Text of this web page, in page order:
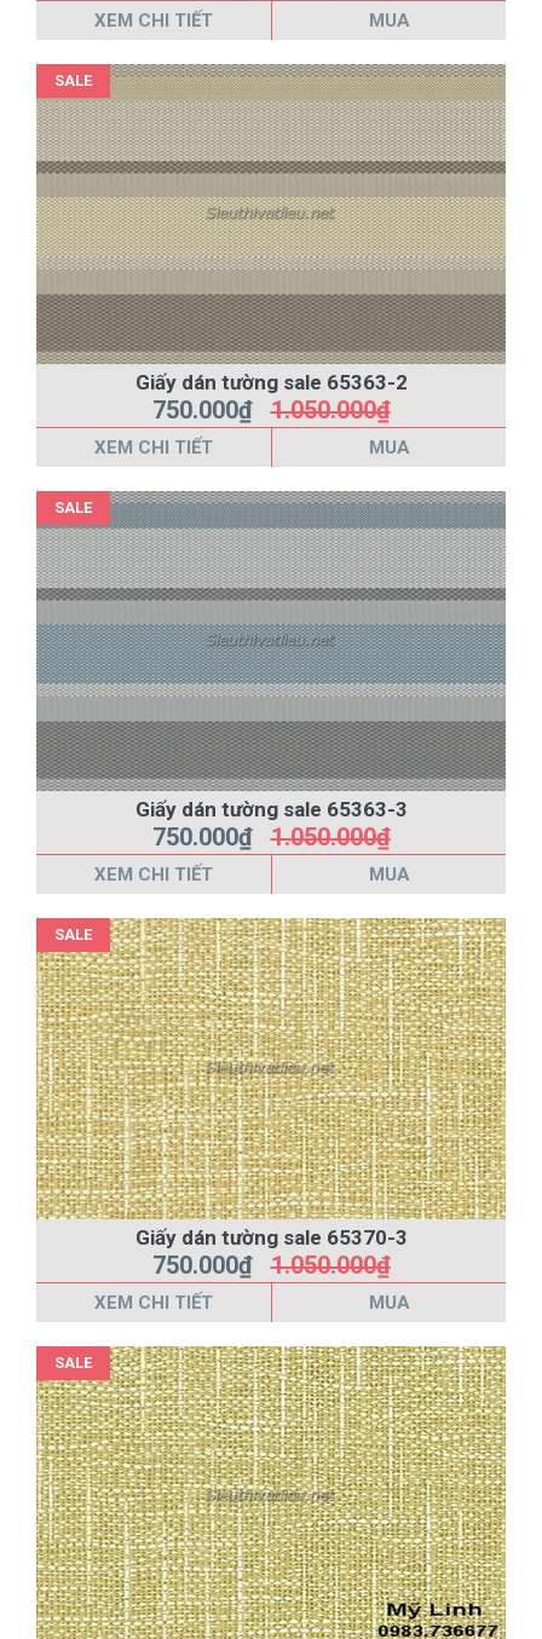
XEM CHI TIẾT MUA
SALE
Giấy dán tường sale 65363-2
750.000₫1.050.000₫
XEM CHI TIẾT MUA
SALE
Giấy dán tường sale 65363-3
750.000₫1.050.000₫
XEM CHI TIẾT MUA
SALE
Giấy dán tường sale 65370-3
750.000₫1.050.000₫
XEM CHI TIẾT MUA
SALE